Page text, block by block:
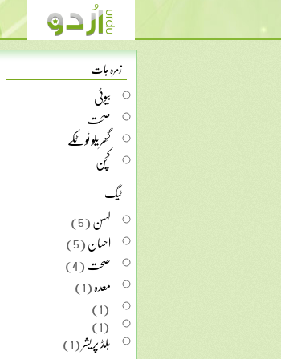
زمرہ جات
بیوٹی
صحت
گھریلو ٹوٹکے
کچن
ٹیگ
لہسن(5)
احسان(5)
صحت(4)
معدہ(1)
(1)
(1)
بلڈ پریشر(1)